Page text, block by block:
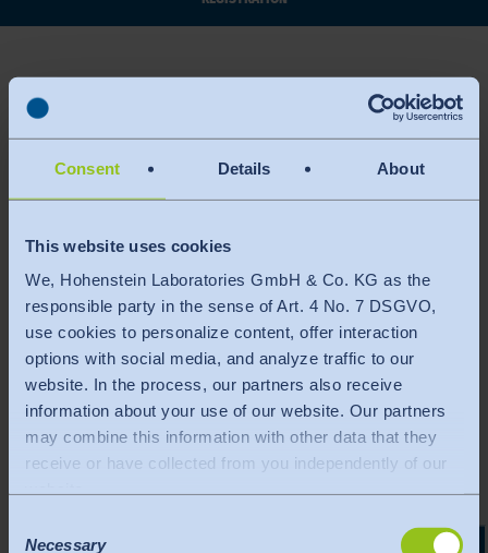
Consent Details About
This website uses cookies
We, Hohenstein Laboratories GmbH & Co. KG as the
responsible party in the sense of Art. 4 No. 7 DSGVO,
use cookies to personalize content, offer interaction
options with social media, and analyze traffic to our
website. In the process, our partners also receive
information about your use of our website. Our partners
may combine this information with other data that they
receive or have collected from you independently of our
Facebook, LinkedIn, Vimeo: If you click on "Allow all
Selection
Necessary
Die Branche redet über die virtuelle Produktentwicklung. Doch ohne den
Schnitt kann keine 3D Simulation erstellt und keine digitale
Passformprüfung durchgeführt werden. Damit stellt der erprobte und
In diesem Workshop wird wichtiges Basiswissen zur Schnittentwicklung wie
Sizes anhand von Beispielwerten aufgezeigt. Die Voraussetzungen für den
Aufbau einer Schnittbibliothek sowie der Anwendung dieser Schnitte in 3D
ergänzen die Schnitterstellung in 2D.
Schnittabteilung, die an der Schnittentwicklung und Passformbeurteilung in